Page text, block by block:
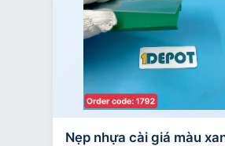
Nẹp nhựa cài giá màu